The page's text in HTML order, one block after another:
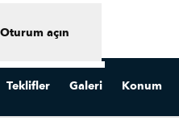
Oturum açın
Teklifler Galeri Konum